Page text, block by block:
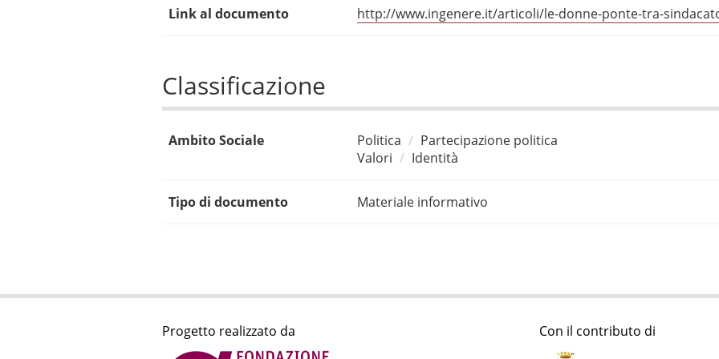
Link al documento http://www.ingenere.it/articoli/le-donne-ponte-tra-
Classificazione
Ambito Sociale Politica
Partecipazione politica
Valori
Identità
Tipo di documento Materiale informativo
Progetto realizzato da Con il contributo di